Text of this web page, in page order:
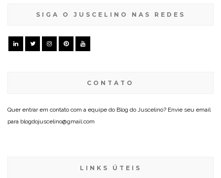
SIGA O JUSCELINO NAS REDES
CONTATO
Quer entrar em contato com a equipe do Blog do Juscelino? Envie seu email
para blogdojuscelino@gmail.com
LINKS ÚTEIS